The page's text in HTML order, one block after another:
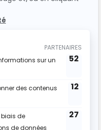
rapide pour les
industriels ou des
sélection regroupe
et testées à la maison.
maison sont
à varier les plaisirs